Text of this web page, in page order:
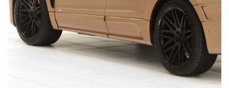
werden.
Die
Daten
werden